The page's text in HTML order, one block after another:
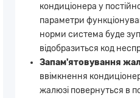
кондиціонера у
параметри
норми система буде
відобразиться код
Запам'ятовування
ввімкнення
жалюзі повернуться в